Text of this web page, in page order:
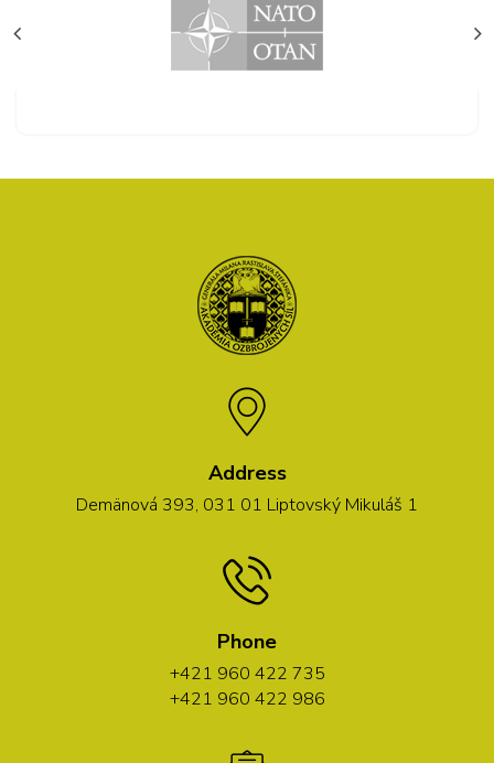
Address
Demänová 393, 031 01 Liptovský Mikuláš 1
Phone
+421 960 422 735
+421 960 422 986